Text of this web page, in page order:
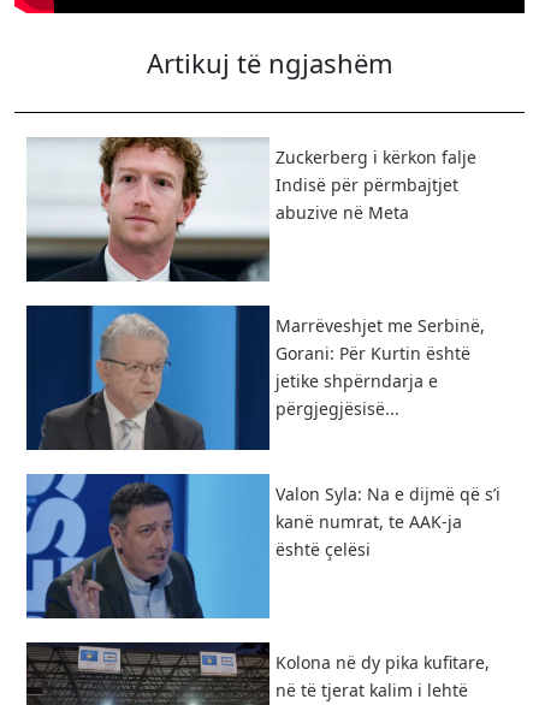
Artikuj të ngjashëm
Zuckerberg i kërkon falje
Indisë për përmbajtjet
abuzive në Meta
Marrëveshjet me Serbinë,
Gorani: Për Kurtin është
jetike shpërndarja e
përgjegjësisë...
Valon Syla: Na e dijmë që s’i
kanë numrat, te AAK-ja
është çelësi
Kolona në dy pika kufitare,
në të tjerat kalim i lehtë